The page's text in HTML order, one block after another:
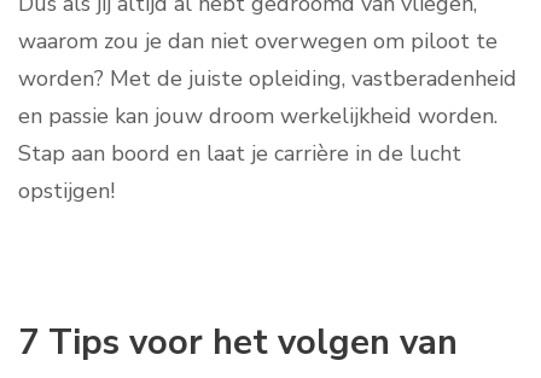
waarom zou je dan niet overwegen om piloot te
worden? Met de juiste opleiding, vastberadenheid
en passie kan jouw droom werkelijkheid worden.
Stap aan boord en laat je carrière in de lucht
opstijgen!
7 Tips voor het volgen van